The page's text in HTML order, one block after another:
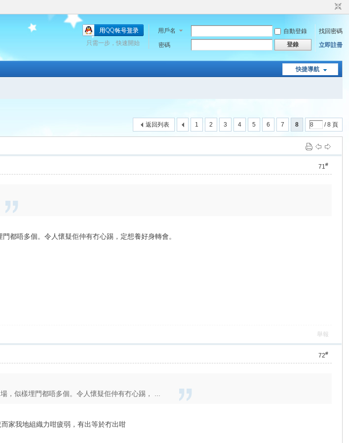
用戶名 自動登錄
找回密碼
密碼
登錄 立即註冊
只需一步，快速開始
快捷導航
1 2 3 4 5 6 7 8 / 8 頁
返回列表
71#
都唔多個。令人懷疑佢仲有冇心踢，定想養好身轉會。
舉報
72#
，似樣埋門都唔多個。令人懷疑佢仲有冇心踢， ...
家我地組織力咁疲弱，有出等於冇出咁